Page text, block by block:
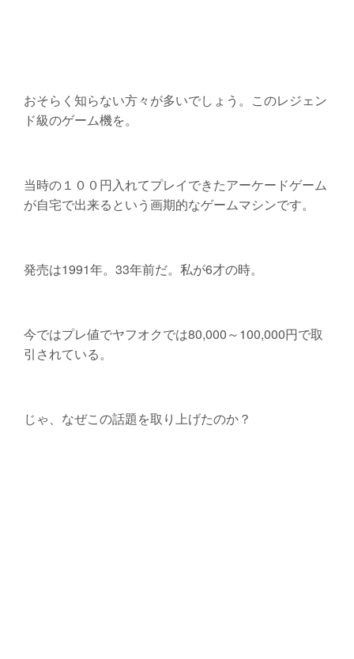
おそらく知らない方々が多いでしょう。このレジェン
ド級のゲーム機を。
当時の１００円入れてプレイできたアーケードゲーム
が自宅で出来るという画期的なゲームマシンです。
発売は1991年。33年前だ。私が6才の時。
今ではプレ値でヤフオクでは80,000～100,000円で取
引されている。
じゃ、なぜこの話題を取り上げたのか？